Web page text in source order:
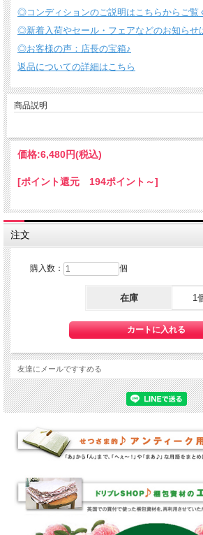
◎コンディションのご説明はこちらからご覧
◎新着入荷やセール・フェアなどのお知らせ
◎お客様の声：店長の宝箱♪
返品についての詳細はこちら
商品説明
価格:6,480円(税込)
[ポイント還元 194ポイント～]
注文
購入数： 個
在庫 1
友達にメールですすめる